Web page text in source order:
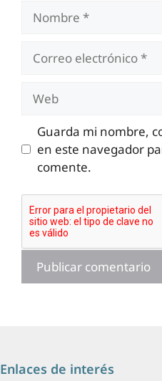
Nombre
Correo
electrónico
Guarda mi nombre,
en este navegador
comente.
Enlaces de interés